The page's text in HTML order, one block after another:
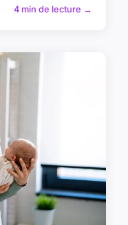
4 min de lecture →